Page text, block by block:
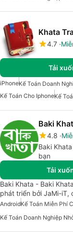
4.7
Tải
iPhone
Kế Toán Cho Iphone
Baki
4.8
Baki
bạn
Tải
Baki Khata - Baki
phát triển bởi JaMi-iT,
AndroidKế Toán Miễn Phí
Kế Toán Doanh Nghiệp